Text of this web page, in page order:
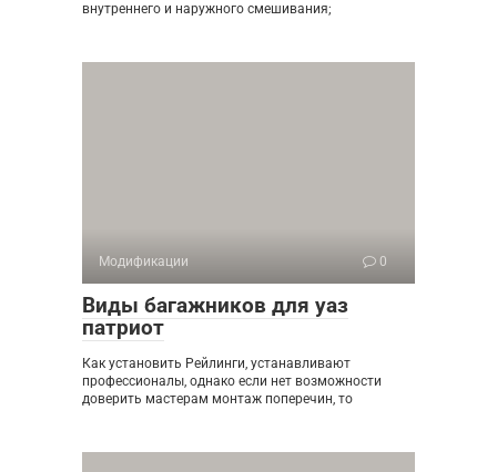
внутреннего и наружного смешивания;
Модификации 0
Виды багажников для уаз
патриот
Как установить Рейлинги, устанавливают
профессионалы, однако если нет возможности
доверить мастерам монтаж поперечин, то